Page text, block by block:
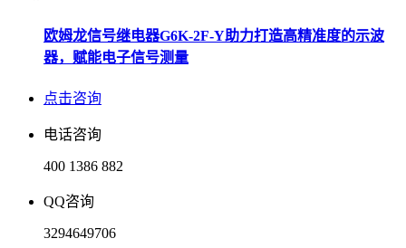
欧姆龙信号继电器G6K-2F-Y助力打造高精准度的示波
器，赋能电子信号测量
点击咨询
电话咨询
400 1386 882
QQ咨询
3294649706